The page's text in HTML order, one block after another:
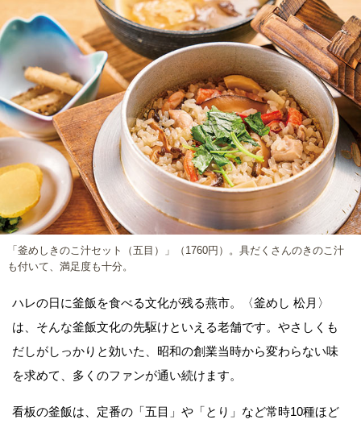
「釜めしきのこ汁セット（五目）」（1760円）。具だくさんのきのこ汁
も付いて、満足度も十分。
ハレの日に釜飯を食べる文化が残る燕市。〈釜めし 松月〉
は、そんな釜飯文化の先駆けといえる老舗です。やさしくも
だしがしっかりと効いた、昭和の創業当時から変わらない味
を求めて、多くのファンが通い続けます。
看板の釜飯は、定番の「五目」や「とり」など常時10種ほど